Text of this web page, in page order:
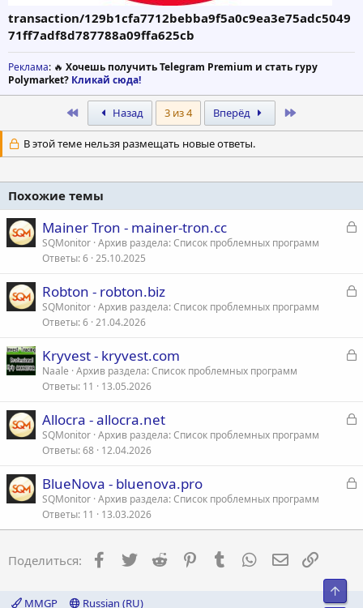
transaction/129b1cfa7712bebba9f5a0c9ea3e75adc5049
71ff7adf8d787788a09ffa625cb
Реклама: 🔥 Хочешь получить Telegram Premium и стать гуру
Polymarket? Кликай сюда!
Назад 3 из 4 Вперёд
В этой теме нельзя размещать новые ответы.
Похожие темы
З
Mainer Tron - mainer-tron.cc
SQMonitor Архив раздела: Список проблемных программ
Ответы 6 25.10.2025
З
Robton - robton.biz
SQMonitor Архив раздела: Список проблемных программ
Ответы 6 21.04.2026
З
Kryvest - kryvest.com
Naale Архив раздела: Список проблемных программ
Ответы 11 13.05.2026
З
Allocra - allocra.net
SQMonitor Архив раздела: Список проблемных программ
Ответы 68 12.04.2026
З
р
BlueNova - bluenova.pro
SQMonitor Архив раздела: Список проблемных программ
Ответы 11 13.03.2026
Поделиться: Facebook
Twitter Reddit PinterestTumblr WhatsApp
MMGP Russian (RU)